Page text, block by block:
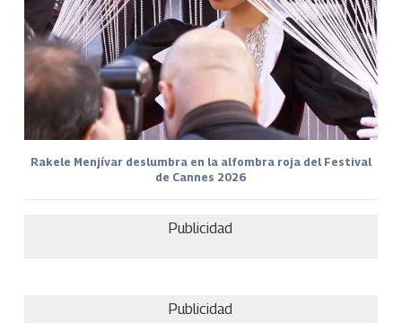
Rakele Menjívar deslumbra en la alfombra roja del Festival
de Cannes 2026
Publicidad
Publicidad